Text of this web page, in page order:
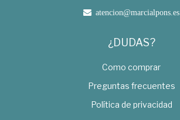
atencion@marcialpons.es
¿DUDAS?
Como comprar
Preguntas frecuentes
Política de privacidad